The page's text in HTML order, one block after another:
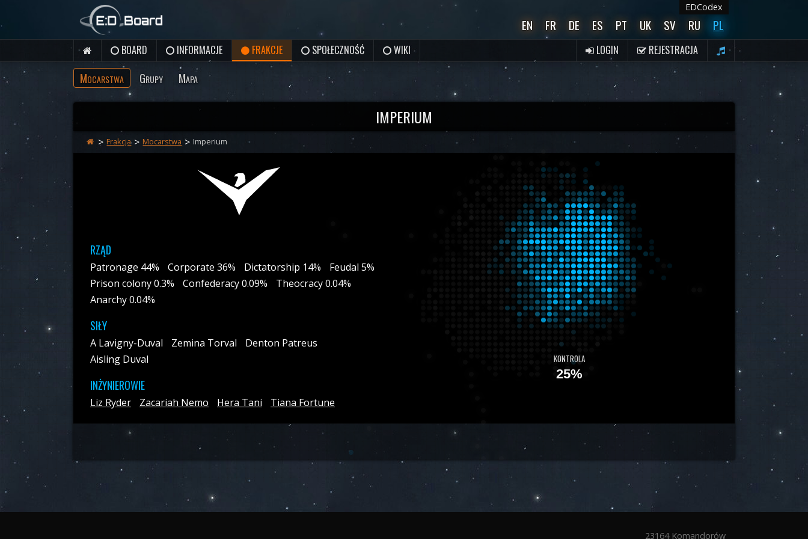
EDCodex
EN FR DE ES PT UK SV RU PL
BOARD INFORMACJE FRAKCJE SPOŁECZNOŚĆ WIKI LOGIN REJESTRACJA
Mocarstwa Grupy Mapa
IMPERIUM
Frakcja Mocarstwa Imperium
RZĄD
Patronage 44% Corporate 36% Dictatorship 14%
Feudal 5%
Prison colony 0.3%
Confederacy 0.09%
Theocracy 0.04%
Anarchy 0.04%
SIŁY
A Lavigny-Duval Zemina Torval
Denton Patreus
Aisling Duval
INŻYNIEROWIE
Liz Ryder Zacariah Nemo Hera Tani Tiana Fortune
Sol
KONTROLA
25%
23164 Komandorów